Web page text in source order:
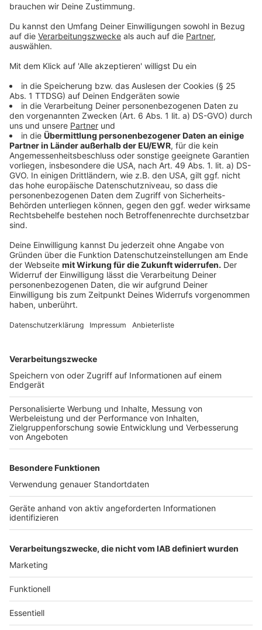
einer Klarsichtfolie plattieren. Die Grillpfanne auf
dem Herd stark erhitzen, bis sie anfängt zu
rauchen.
bestreichen.
Das Paillard etwa 1 Minuten auf beiden Seiten
scharf anbraten.
Auf einem Teller anrichten mit dem Rucola,
Frühlingslauch, getrocknete Kirschtomaten,
Pinienkernen belegen.
Mit Balsamico und Olivenöl beträufeln.
Anzeige
Das ist der Kitchen Club by Nelson Müller
Bei euch läuft das Radio in der Küche, bei uns die
Küche im Radio. Starkoch Nelson Müller lädt uns
exklusiv in seinen Kitchen Club ein. Ab sofort versorgt
er uns täglich mit raffinierten Rezepten zum
Geheimnisse eines bekannten Profikochs ein. Der
Kitchen Club by Nelson Müller ist etwas für alle
Gourmets und Gourmüsen. Für alle von euch, die
wissen, dass Kardamom ein Gewürz ist und kein
Ersatzteil fürs Auto. Das ist "Foodtainment" der
Extraklasse. Feinste Küche, die man überall genießen
kann. Serviert in eurem Lieblingsradio. Bon Appetit -
schmeckt!"
Nelson Müller live erleben? Hier gibt esInfos zu den
Terminen.
Anzeige